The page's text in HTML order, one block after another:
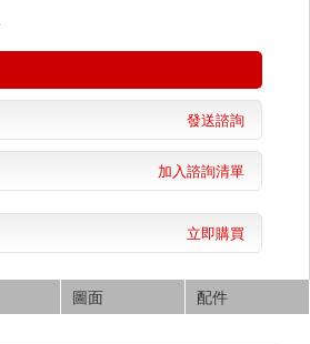
發送諮詢
加入諮詢清單
立即購買
圖面 配件